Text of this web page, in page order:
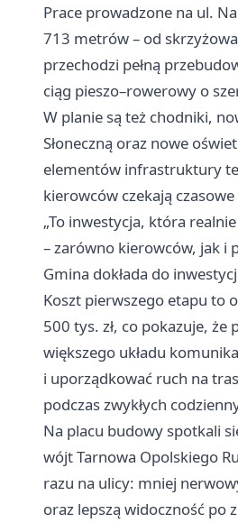
Prace prowadzone na ul.
713 metrów – od
przechodzi pełną
ciąg pieszo–rowerowy o
W planie są też chodniki,
Słoneczną oraz nowe
elementów infrastruktury
kierowców czekają
„To inwestycja, która
– zarówno kierowców, jak i
Gmina dokłada do
Koszt pierwszego etapu to
500 tys. zł, co pokazuje,
większego układu
i uporządkować ruch na
podczas zwykłych
Na placu budowy spotkali
wójt Tarnowa Opolskiego
razu na ulicy: mniej
oraz lepszą widoczność po